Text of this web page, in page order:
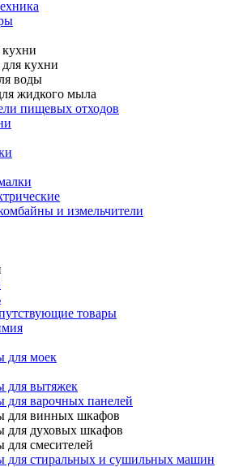
кухни
воды
жидкого мыла
пищевых отходов
и измельчители
товары
для моек
для вытяжек
для варочных панелей
для винных шкафов
для духовых шкафов
для смесителей
для стиральных и сушильных машин